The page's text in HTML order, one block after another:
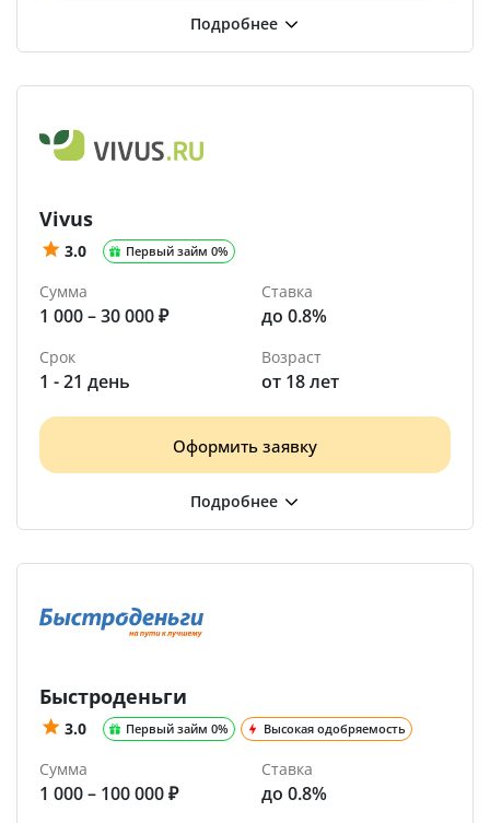
Vivus
3.0 Первый займ 0%
Сумма
1 000 – 30 000 ₽
Ставка
до 0.8%
Срок
1 - 21 день
Возраст
от 18 лет
Оформить заявку
Быстроденьги
3.0 Первый займ 0% Высокая одобряемость
Сумма
1 000 – 100 000 ₽
Ставка
до 0.8%